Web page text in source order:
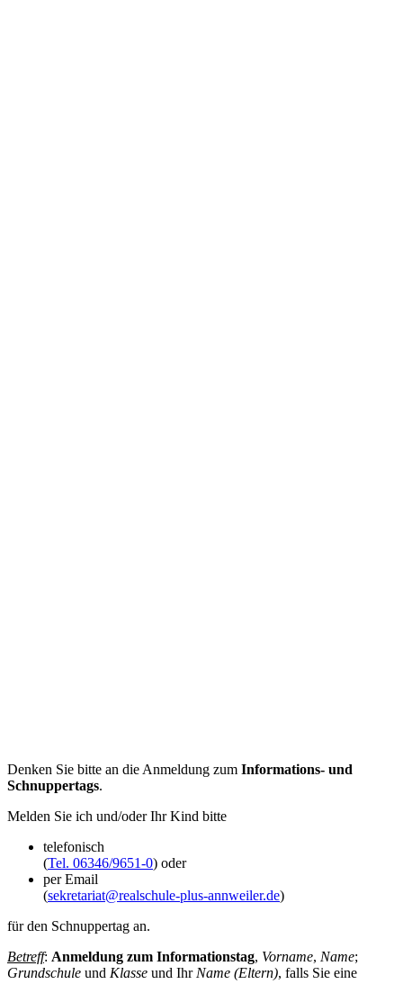
Denken Sie bitte an die Anmeldung zum Informations- und
Schnuppertags.
Melden Sie ich und/oder Ihr Kind bitte
telefonisch
(Tel. 06346/9651-0) oder
per Email
(sekretariat@realschule-plus-annweiler.de)
für den Schnuppertag an.
Betreff: Anmeldung zum Informationstag, Vorname, Name;
Grundschule und Klasse und Ihr Name (Eltern), falls Sie eine